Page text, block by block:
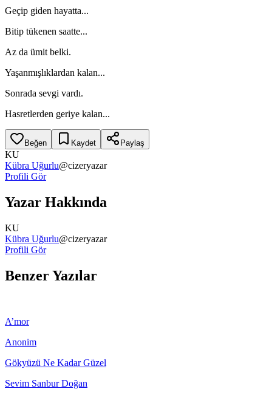
Geçip giden hayatta...
Bitip tükenen saatte...
Az da ümit belki.
Yaşanmışlıklardan kalan...
Sonrada sevgi vardı.
Hasretlerden geriye kalan...
Beğen Kaydet Paylaş
KU
Kübra Uğurlu@cizeryazar
Profili Gör
Yazar Hakkında
KU
Kübra Uğurlu@cizeryazar
Profili Gör
Benzer Yazılar
A’mor
Anonim
Gökyüzü Ne Kadar Güzel
Sevim Sanbur Doğan